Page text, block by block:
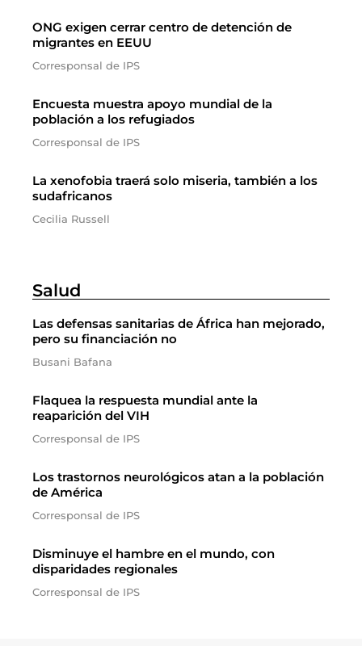
ONG exigen cerrar centro de detención de
migrantes en EEUU
Corresponsal de IPS
Encuesta muestra apoyo mundial de la
población a los refugiados
Corresponsal de IPS
La xenofobia traerá solo miseria, también a los
sudafricanos
Cecilia Russell
Salud
Las defensas sanitarias de África han mejorado,
pero su financiación no
Busani Bafana
Flaquea la respuesta mundial ante la
reaparición del VIH
Corresponsal de IPS
Los trastornos neurológicos atan a la población
de América
Corresponsal de IPS
Disminuye el hambre en el mundo, con
disparidades regionales
Corresponsal de IPS